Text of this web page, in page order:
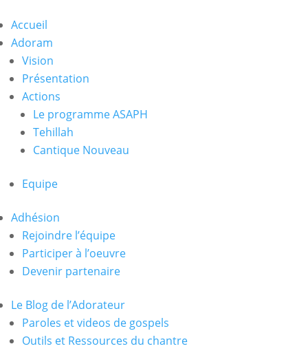
Accueil
Adoram
Vision
Présentation
Actions
Le programme ASAPH
Tehillah
Cantique Nouveau
Equipe
Adhésion
Rejoindre l’équipe
Participer à l’oeuvre
Devenir partenaire
Le Blog de l’Adorateur
Paroles et videos de gospels
Outils et Ressources du chantre